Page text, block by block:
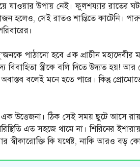
যাওয়ার উপায় নেই। ফুলশয্যার
সেই রাতও শান্তিতে কাটেনি।
পাঠানো হবে এক প্রাচীন মহাদেবীর
স্ত্রীকে বলি দিতে উদ্যত হয়!
বলেই মনে হতে পারে। কিন্তু
এক উত্তেজনা। ঠিক সেই সময় ছুটে আসে
এত সহজে থামে না। শিরিনের
স্বীকারোক্তি কি যথেষ্ট, নাকি আরও বড়